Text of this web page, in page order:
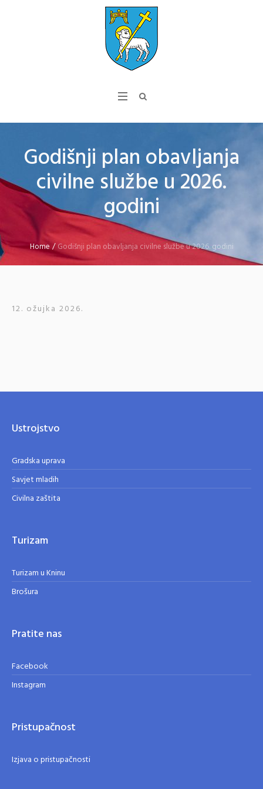
Godišnji plan obavljanja
civilne službe u 2026.
godini
Home/Godišnji plan obavljanja civilne službe u 2026. godini
12. ožujka 2026.
Ustrojstvo
Gradska uprava
Savjet mladih
Civilna zaštita
Turizam
Turizam u Kninu
Brošura
Pratite nas
Facebook
Instagram
Pristupačnost
Izjava o pristupačnosti